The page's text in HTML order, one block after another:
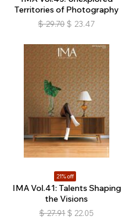
Territories of Photography
$ 29.70 $ 23.47
21% off
IMA Vol.41: Talents Shaping
the Visions
$ 27.91 $ 22.05